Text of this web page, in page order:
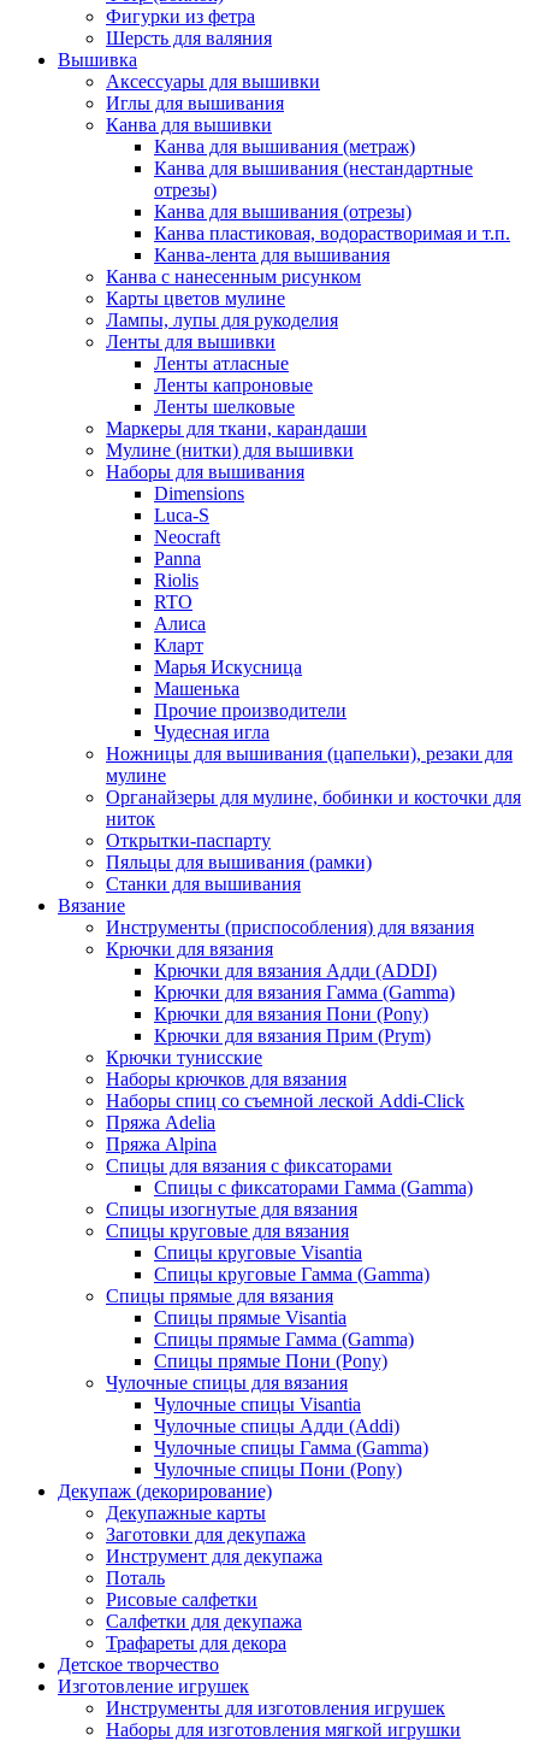
Фигурки из фетра
Шерсть для валяния
Вышивка
Аксессуары для вышивки
Иглы для вышивания
Канва для вышивки
Канва для вышивания (метраж)
Канва для вышивания (нестандартные
отрезы)
Канва для вышивания (отрезы)
Канва пластиковая, водорастворимая и т.п.
Канва-лента для вышивания
Канва с нанесенным рисунком
Карты цветов мулине
Лампы, лупы для рукоделия
Ленты для вышивки
Ленты атласные
Ленты капроновые
Ленты шелковые
Маркеры для ткани, карандаши
Мулине (нитки) для вышивки
Наборы для вышивания
Dimensions
Luca-S
Neocraft
Panna
Riolis
RTO
Алиса
Кларт
Марья Искусница
Машенька
Прочие производители
Чудесная игла
Ножницы для вышивания (цапельки), резаки для
мулине
Органайзеры для мулине, бобинки и косточки для
ниток
Открытки-паспарту
Пяльцы для вышивания (рамки)
Станки для вышивания
Вязание
Инструменты (приспособления) для вязания
Крючки для вязания
Крючки для вязания Адди (ADDI)
Крючки для вязания Гамма (Gamma)
Крючки для вязания Пони (Pony)
Крючки для вязания Прим (Prym)
Крючки тунисские
Наборы крючков для вязания
Наборы спиц со съемной леской Addi-Click
Пряжа Adelia
Пряжа Alpina
Спицы для вязания с фиксаторами
Спицы с фиксаторами Гамма (Gamma)
Спицы изогнутые для вязания
Спицы круговые для вязания
Спицы круговые Visantia
Спицы круговые Гамма (Gamma)
Спицы прямые для вязания
Спицы прямые Visantia
Спицы прямые Гамма (Gamma)
Спицы прямые Пони (Pony)
Чулочные спицы для вязания
Чулочные спицы Visantia
Чулочные спицы Адди (Addi)
Чулочные спицы Гамма (Gamma)
Чулочные спицы Пони (Pony)
Декупаж (декорирование)
Декупажные карты
Заготовки для декупажа
Инструмент для декупажа
Поталь
Рисовые салфетки
Салфетки для декупажа
Трафареты для декора
Детское творчество
Изготовление игрушек
Инструменты для изготовления игрушек
Наборы для изготовления мягкой игрушки